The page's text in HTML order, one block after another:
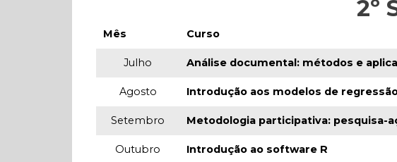
2º
Mês Curso
Julho Análise documental: métodos e
Agosto Introdução aos modelos de
Setembro Metodologia participativa: pesquisa-
Outubro Introdução ao software R